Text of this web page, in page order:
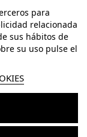
para
relacionada
sus hábitos de
su uso pulse el